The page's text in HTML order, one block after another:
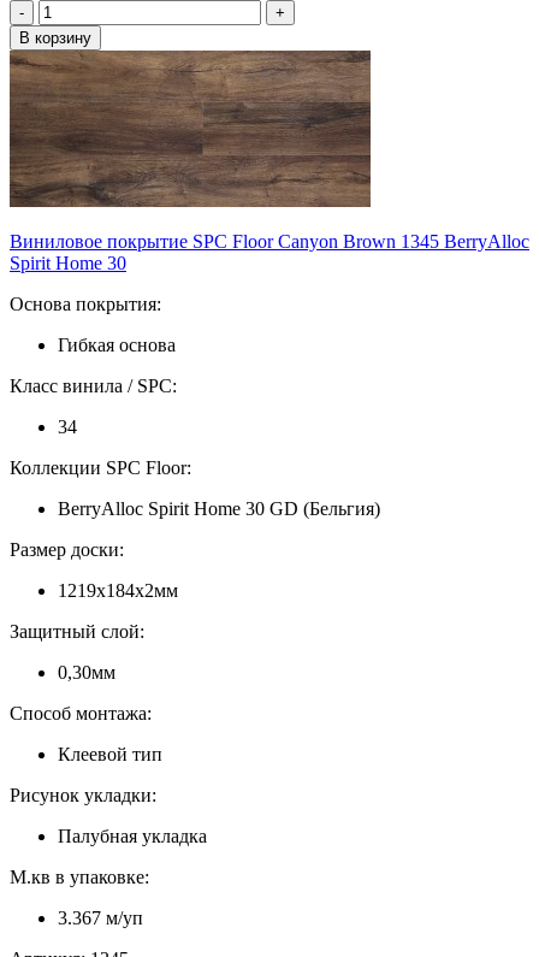
Виниловое покрытие SPC Floor Canyon Brown 1345 BerryAlloc
Spirit Home 30
Основа покрытия:
Гибкая основа
Класс винила / SPC:
34
Коллекции SPC Floor:
BerryAlloc Spirit Home 30 GD (Бельгия)
Размер доски:
1219х184х2мм
Защитный слой:
0,30мм
Способ монтажа:
Клеевой тип
Рисунок укладки:
Палубная укладка
М.кв в упаковке:
3.367 м/уп